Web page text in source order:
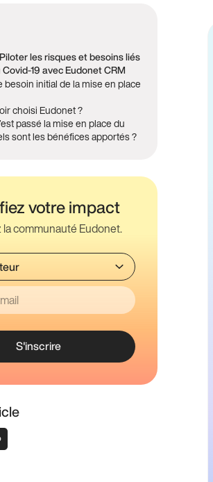
les risques et besoins liés
Covid-19 avec Eudonet CRM
besoin initial de la mise en place
choisi Eudonet ?
passé la mise en place du
sont les bénéfices apportés ?
votre impact
la communauté Eudonet.
S'inscrire